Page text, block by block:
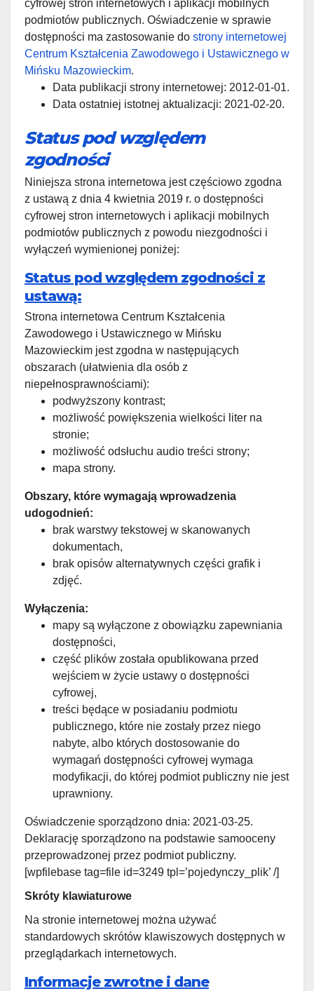
cyfrowej stron internetowych i aplikacji mobilnych
podmiotów publicznych. Oświadczenie w sprawie
dostępności ma zastosowanie do strony internetowej
Centrum Kształcenia Zawodowego i Ustawicznego w
Mińsku Mazowieckim.
Data publikacji strony internetowej: 2012-01-01.
Data ostatniej istotnej aktualizacji: 2021-02-20.
Status pod względem
zgodności
Niniejsza strona internetowa jest częściowo zgodna
z ustawą z dnia 4 kwietnia 2019 r. o dostępności
cyfrowej stron internetowych i aplikacji mobilnych
podmiotów publicznych z powodu niezgodności i
wyłączeń wymienionej poniżej:
Status pod względem zgodności z
ustawą:
Strona internetowa Centrum Kształcenia
Zawodowego i Ustawicznego w Mińsku
Mazowieckim jest zgodna w następujących
obszarach (ułatwienia dla osób z
niepełnosprawnościami):
podwyższony kontrast;
możliwość powiększenia wielkości liter na
stronie;
możliwość odsłuchu audio treści strony;
mapa strony.
Obszary, które wymagają wprowadzenia
udogodnień:
brak warstwy tekstowej w skanowanych
dokumentach,
brak opisów alternatywnych części grafik i
zdjęć.
Wyłączenia:
mapy są wyłączone z obowiązku zapewniania
dostępności,
część plików została opublikowana przed
wejściem w życie ustawy o dostępności
cyfrowej,
treści będące w posiadaniu podmiotu
publicznego, które nie zostały przez niego
nabyte, albo których dostosowanie do
wymagań dostępności cyfrowej wymaga
modyfikacji, do której podmiot publiczny nie jest
uprawniony.
Oświadczenie sporządzono dnia: 2021-03-25.
Deklarację sporządzono na podstawie samooceny
przeprowadzonej przez podmiot publiczny.
[wpfilebase tag=file id=3249 tpl=’pojedynczy_plik’ /]
Skróty klawiaturowe
Na stronie internetowej można używać
standardowych skrótów klawiszowych dostępnych w
przeglądarkach internetowych.
Informacje zwrotne i dane